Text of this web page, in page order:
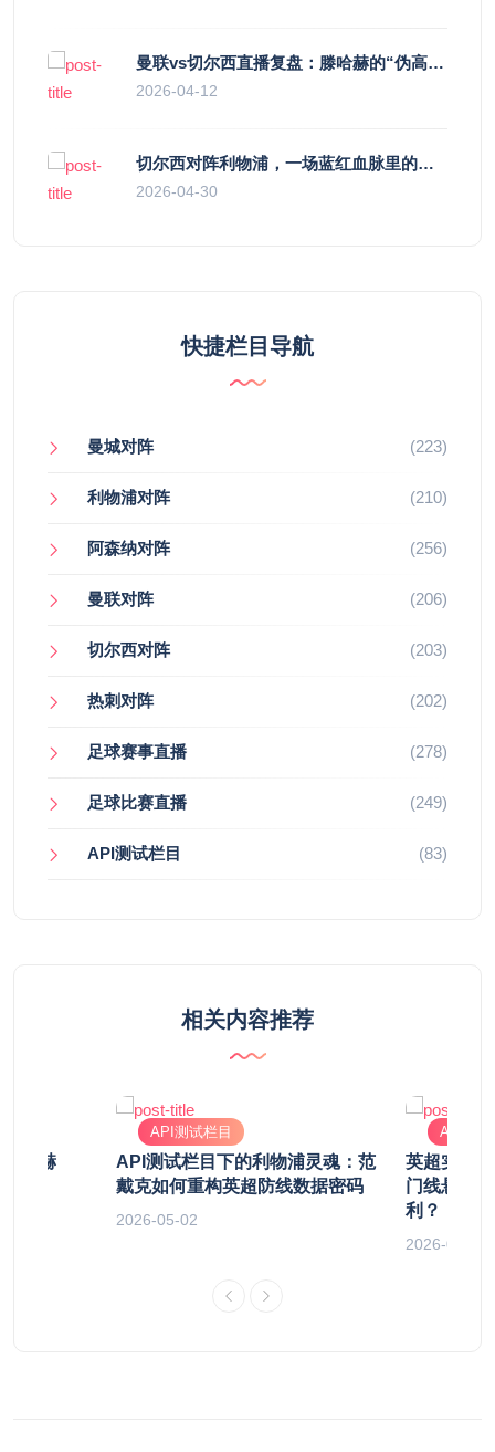
曼联vs切尔西直播复盘：滕哈赫的“伪高位”与波切蒂诺的“无锋阵”，谁更拧巴？
2026-04-12
切尔西对阵利物浦，一场蓝红血脉里的恩怨与忠诚
2026-04-30
快捷栏目导航
曼城对阵 (223)
利物浦对阵 (210)
阿森纳对阵 (256)
曼联对阵 (206)
切尔西对阵 (203)
热刺对阵 (202)
足球赛事直播 (278)
足球比赛直播 (249)
API测试栏目 (83)
相关内容推荐
拉赫
API测试栏目
API测试栏目下的利物浦灵魂：范
戴克如何重构英超防线数据密码
2026-05-02
API测
英超实时
门线悬案
利？
2026-04-28